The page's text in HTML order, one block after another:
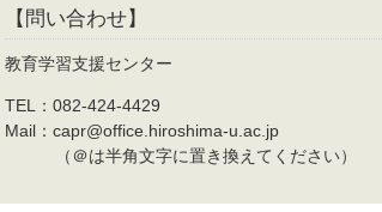
【問い合わせ】
教育学習支援センター
TEL：082-424-4429
Mail：capr@office.hiroshima-u.ac.jp
（＠は半角文字に置き換えてください）